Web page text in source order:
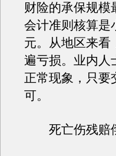
财险的承保规模
会计准则核算是
元。从地区来看
遍亏损。业内人
正常现象，只要
可。
死亡伤残赔